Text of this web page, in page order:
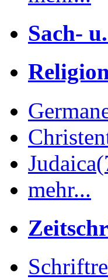
Sach-
Judaica
mehr...